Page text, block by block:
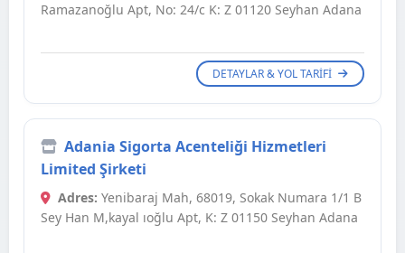
Ramazanoğlu Apt, No: 24/c K: Z 01120 Seyhan Adana
DETAYLAR & YOL TARIFI
Adania Sigorta Acenteliği Hizmetleri
Limited Şirketi
Adres: Yenibaraj Mah, 68019, Sokak Numara 1/1 B
Sey Han M,kayal ıoğlu Apt, K: Z 01150 Seyhan Adana